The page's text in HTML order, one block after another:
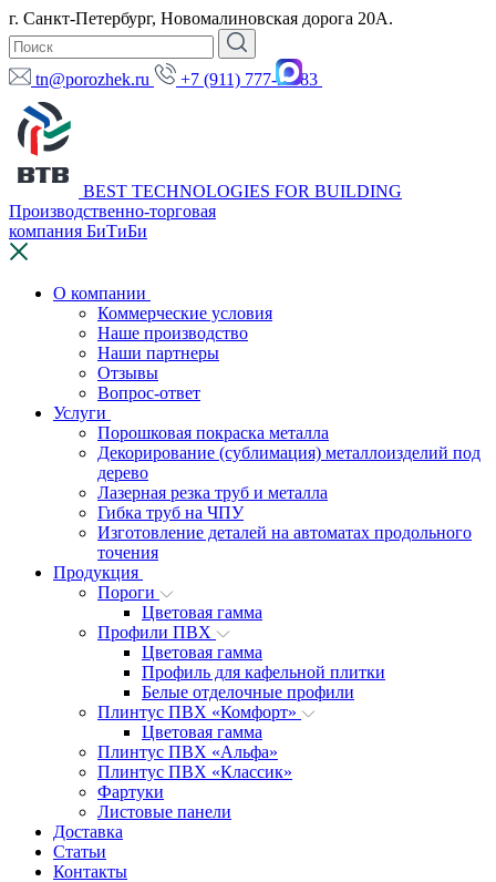
г. Санкт-Петербург, Новомалиновская дорога 20А.
tn@porozhek.ru +7 (911) 777-97-83
BEST TECHNOLOGIES FOR BUILDING
Производственно-торговая
компания БиТиБи
О компании
Коммерческие условия
Наше производство
Наши партнеры
Отзывы
Вопрос-ответ
Услуги
Порошковая покраска металла
Декорирование (сублимация) металлоизделий под
дерево
Лазерная резка труб и металла
Гибка труб на ЧПУ
Изготовление деталей на автоматах продольного
точения
Продукция
Пороги
Цветовая гамма
Профили ПВХ
Цветовая гамма
Профиль для кафельной плитки
Белые отделочные профили
Плинтус ПВХ «Комфорт»
Цветовая гамма
Плинтус ПВХ «Альфа»
Плинтус ПВХ «Классик»
Фартуки
Листовые панели
Доставка
Статьи
Контакты